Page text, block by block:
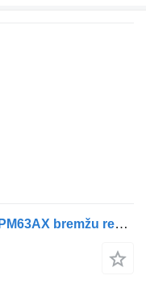
Knorr-Bremse CITELIS (01.05-) DPM63AX bremžu regulētājvārsts paredzēts Irisbus Access, Evadys, Axer, Karosa, Recreo, Domino, Agora, Citelis, Eurorider (1999-) autobusa